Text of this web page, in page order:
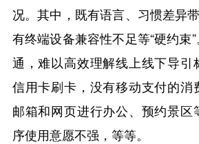
况。其中，既有语言、习惯差异
有终端设备兼容性不足等“硬约束
通，难以高效理解线上线下导引
信用卡刷卡，没有移动支付的消
邮箱和网页进行办公、预约景区
序使用意愿不强，等等。